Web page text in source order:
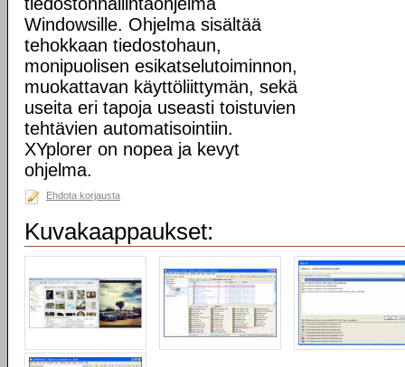
Windowsille. Ohjelma sisältää
tehokkaan tiedostohaun,
monipuolisen esikatselutoiminnon,
muokattavan käyttöliittymän, sekä
useita eri tapoja useasti toistuvien
tehtävien automatisointiin.
XYplorer on nopea ja kevyt
ohjelma.
Ehdota korjausta
Kuvakaappaukset: